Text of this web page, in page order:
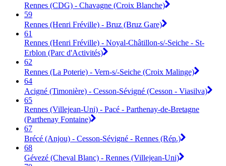
Rennes (CDG) - Chavagne (Croix Blanche)
59
Rennes (Henri Fréville) - Bruz (Bruz Gare)
61
Rennes (Henri Fréville) - Noyal-Châtillon-s/-Seiche - St-
Erblon (Parc d'Activités)
62
Rennes (La Poterie) - Vern-s/-Seiche (Croix Malinge)
64
Acigné (Timonière) - Cesson-Sévigné (Cesson - Viasilva)
65
Rennes (Villejean-Uni) - Pacé - Parthenay-de-Bretagne
(Parthenay Fontaine)
67
Brécé (Anjou) - Cesson-Sévigné - Rennes (Rép.)
68
Gévezé (Cheval Blanc) - Rennes (Villejean-Uni)